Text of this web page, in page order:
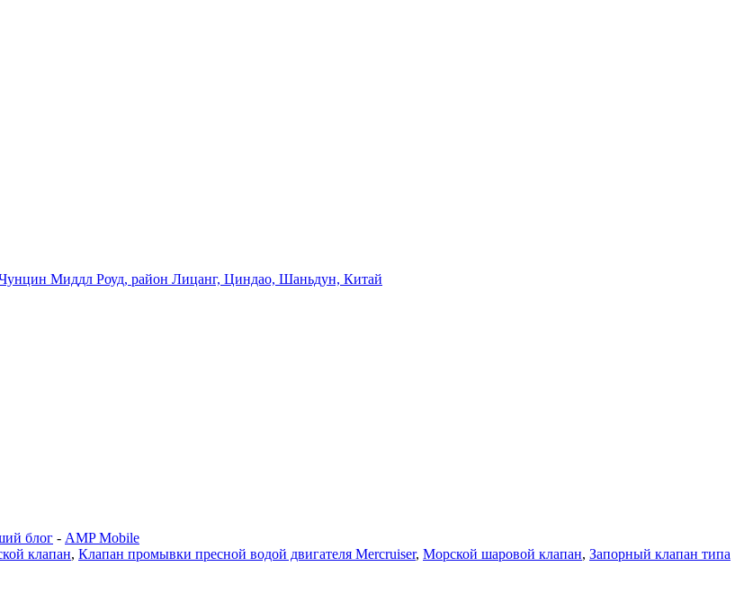
Миддл Роуд, район Лицанг, Циндао, Шаньдун, Китай
блог - AMP Mobile
клапан, Клапан промывки пресной водой двигателя Mercruiser, Морской шаровой клапан, Запорный клапан типа